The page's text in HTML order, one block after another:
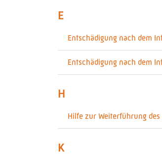
E
Entschädigung nach dem
Entschädigung nach dem
H
Hilfe zur Weiterführung
K